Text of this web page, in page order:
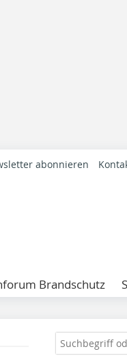
abonnieren
Brandschutz